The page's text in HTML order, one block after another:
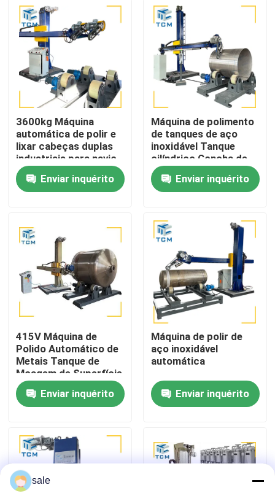
Para casa
Produtos
Visita à fábrica
Controle de qualidade
Contacte-nos
Notícias
Solicite um orçamento
Máquina de polimento de tanques
3600kg Máquina
automática de polir e
lixar cabeças duplas
industriais para navio-
tanque
Enviar inquérito
Máquina de polimento
de tanques de aço
inoxidável Tanque
cilíndrico Concha de
superfície interna
Moedor de polimento
de metais
Enviar inquérito
415V Máquina de
Polido Automático de
Metais Tanque de
Moagem de Superfície
Concha Para Corpo de
NavioEnviar inquérito
Máquina de polir de
aço inoxidável
automática
Enviar inquérito
sale